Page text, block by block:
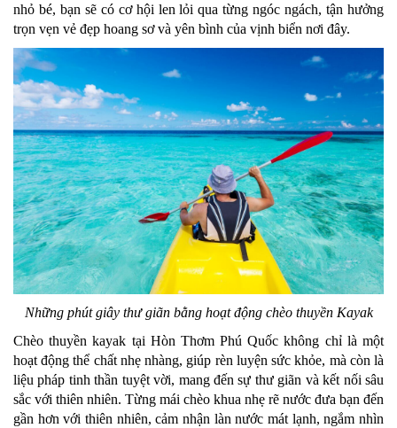
nhỏ bé, bạn sẽ có cơ hội len lỏi qua từng ngóc ngách, tận hưởng
trọn vẹn vẻ đẹp hoang sơ và yên bình của vịnh biển nơi đây.
Những phút giây thư giãn bằng hoạt động chèo thuyền Kayak
Chèo thuyền kayak tại Hòn Thơm Phú Quốc không chỉ là một
hoạt động thể chất nhẹ nhàng, giúp rèn luyện sức khỏe, mà còn là
liệu pháp tinh thần tuyệt vời, mang đến sự thư giãn và kết nối sâu
sắc với thiên nhiên. Từng mái chèo khua nhẹ rẽ nước đưa bạn đến
gần hơn với thiên nhiên, cảm nhận làn nước mát lạnh, ngắm nhìn